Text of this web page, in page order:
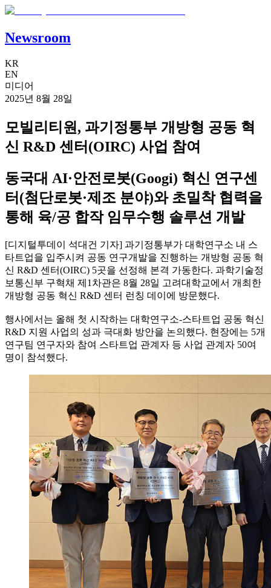
Newsroom
KR
EN
미디어
2025년 8월 28일
모빌리티원, 과기정통부 개방형 공동 혁
신 R&D 센터(OIRC) 사업 참여
동국대 AI·안전로봇(Googi) 혁신 연구센
터(첨단로봇·제조 분야)와 초밀착 협력을
통해 육/공 합작 임무수행 솔루션 개발
[디지털투데이 석대건 기자] 과기정통부가 대학연구소 내 스
타트업을 입주시켜 공동 연구개발을 진행하는 개방형 공동 혁
신 R&D 센터(OIRC) 5곳을 선정해 본격 가동한다. 과학기술정
보통신부 구혁채 제1차관은 8월 28일 고려대학교에서 개최한
개방형 공동 혁신 R&D 센터 런칭 데이에 방문했다.
행사에서는 올해 첫 시작하는 대학연구소-스타트업 공동 혁신
R&D 지원 사업의 성과 극대화 방안을 논의했다. 현장에는 5개
연구팀 연구자와 참여 스타트업 관계자 등 사업 관계자 50여
명이 참석했다.